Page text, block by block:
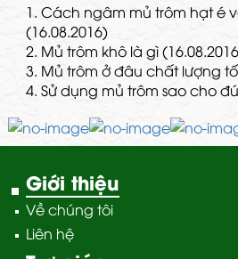
1. Cách ngâm mủ trôm hạt é
(16.08.2016)
2. Mủ trôm khô là gì
3. Mủ trôm ở đâu chất lượng
4. Sử dụng mủ trôm sao cho
Giới thiệu
Về chúng tôi
Liên hệ